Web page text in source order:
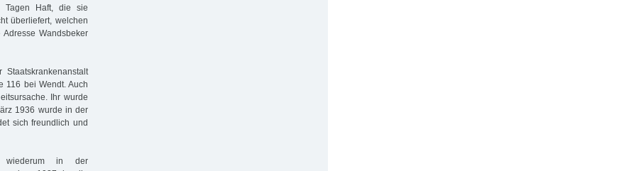
Tagen Haft, die sie
überliefert, welchen
Wandsbeker
116 bei Wendt. Auch
Ihr wurde
1936 wurde in der
sich freundlich und
wiederum in der